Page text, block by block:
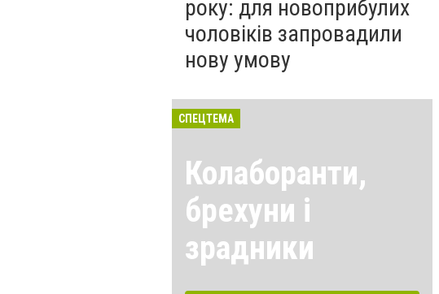
року: для новоприбулих
чоловіків запровадили
нову умову
СПЕЦТЕМА
Колаборанти,
брехуни і
зрадники